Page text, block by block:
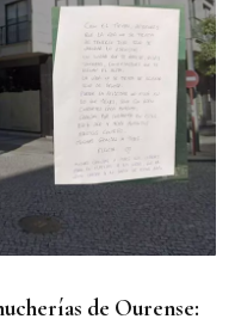
de Ourense: